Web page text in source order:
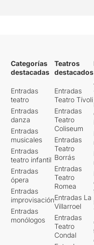
Categorías
destacadas
Entradas
teatro
Entradas
danza
Entradas
musicales
Entradas
teatro infantil
Entradas
ópera
Entradas
improvisación
Entradas
monólogos
Teatros
destacados
Entradas
Teatro Tívoli
Entradas
Teatro
Coliseum
Entradas
Teatro
Borrás
Entradas
Teatro
Romea
Entradas La
Villarroel
Entradas
Teatro
Condal